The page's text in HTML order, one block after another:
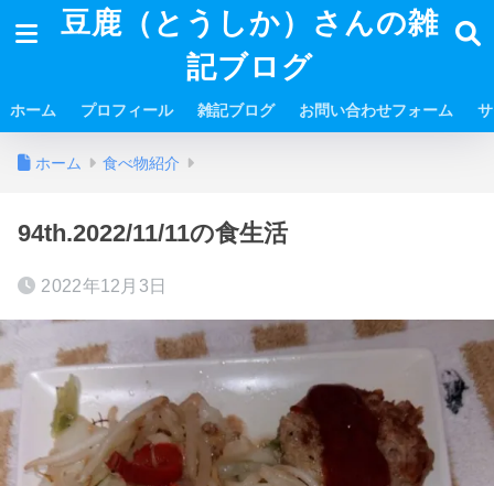
豆鹿（とうしか）さんの雑
記ブログ
ホーム プロフィール 雑記ブログ お問い合わせフォーム
ホーム 食べ物紹介
94th.2022/11/11の食生活
2022年12月3日